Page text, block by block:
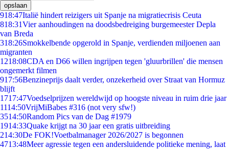
opslaan
918:47Italië hindert reizigers uit Spanje na migratiecrisis Ceuta
818:31Vier aanhoudingen na doodsbedreiging burgemeester Depla
van Breda
318:26Smokkelbende opgerold in Spanje, verdienden miljoenen aan
migranten
1218:08CDA en D66 willen ingrijpen tegen 'gluurbrillen' die mensen
ongemerkt filmen
917:56Benzineprijs daalt verder, onzekerheid over Straat van Hormuz
blijft
1717:47Voedselprijzen wereldwijd op hoogste niveau in ruim drie jaar
1114:50VrijMiBabes #316 (not very sfw!)
3514:50Random Pics van de Dag #1979
1914:33Quake krijgt na 30 jaar een gratis uitbreiding
214:30De FOK!Voetbalmanager 2026/2027 is begonnen
4713:48Meer agressie tegen een andersluidende politieke mening, laat